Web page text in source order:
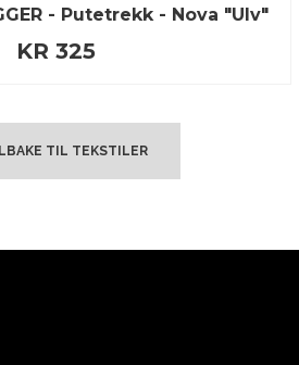
- Putetrekk - Nova "Ulv"
KR 325
TIL TEKSTILER